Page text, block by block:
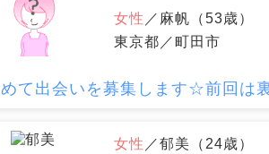
女性 ／麻帆（53歳）
東京都／町田市
て出会いを募集します☆前回は
女性 ／郁美（24歳）